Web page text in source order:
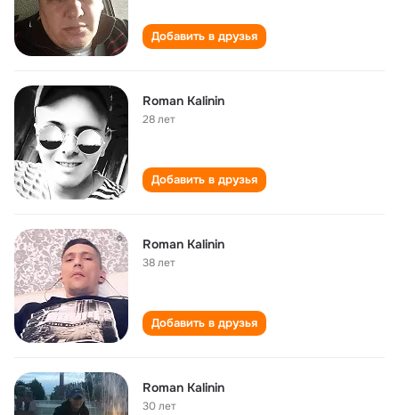
Добавить в друзья
Roman Kalinin
28 лет
Добавить в друзья
Roman Kalinin
38 лет
Добавить в друзья
Roman Kalinin
30 лет